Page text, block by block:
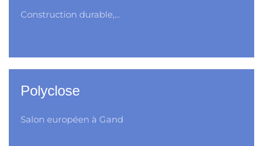
Construction durable,...
Polyclose
Salon européen à Gand